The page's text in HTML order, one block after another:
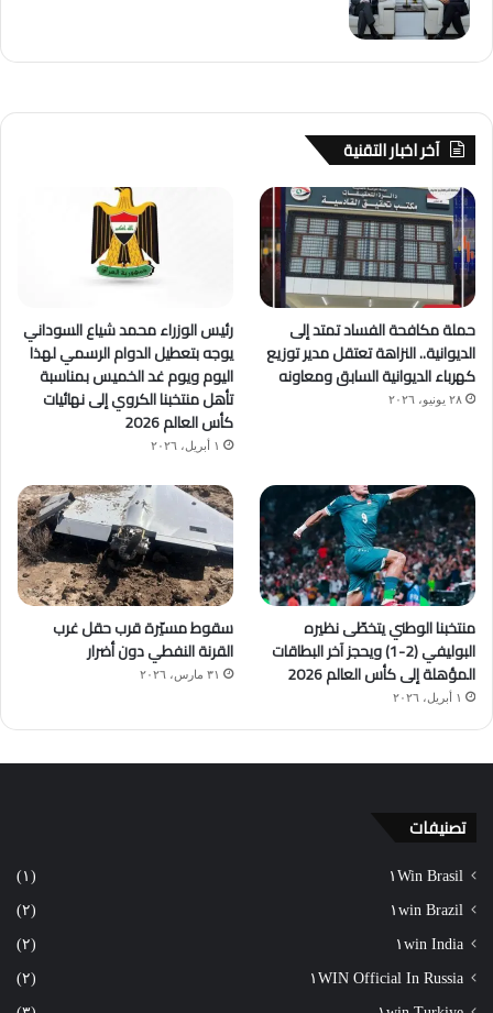
آخر اخبار التقنية
حملة مكافحة الفساد تمتد إلى
الديوانية.. النزاهة تعتقل مدير توزيع
كهرباء الديوانية السابق ومعاونه
٢٨ يونيو، ٢٠٢٦
رئيس الوزراء محمد شياع السوداني
يوجه بتعطيل الدوام الرسمي لهذا
اليوم ويوم غد الخميس بمناسبة
تأهل منتخبنا الكروي إلى نهائيات
كأس العالم 2026
١ أبريل، ٢٠٢٦
منتخبنا الوطني يتخطّى نظيره
البوليفي (2-1) ويحجز آخر البطاقات
المؤهلة إلى كأس العالم 2026
١ أبريل، ٢٠٢٦
سقوط مسيّرة قرب حقل غرب
القرنة النفطي دون أضرار
٣١ مارس، ٢٠٢٦
تصنيفات
١Win Brasil (١)
١win Brazil (٢)
١win India (٢)
١WIN Official In Russia (٢)